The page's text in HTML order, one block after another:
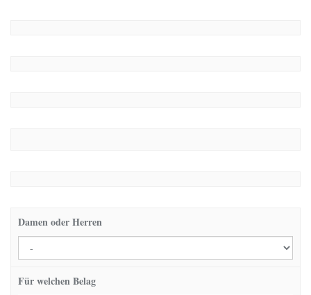
Damen oder Herren
Für welchen Belag